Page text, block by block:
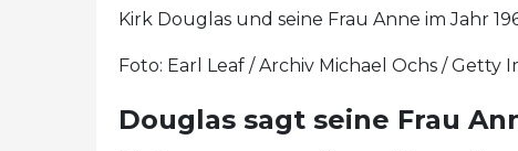
Kirk Douglas und seine Frau Anne im Jahr
Foto: Earl Leaf / Archiv Michael Ochs / Getty
Douglas sagt seine Frau